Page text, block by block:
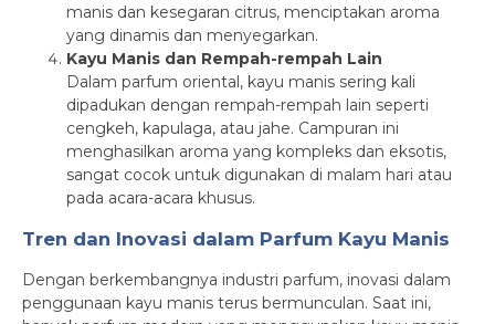
manis dan kesegaran citrus, menciptakan aroma
yang dinamis dan menyegarkan.
Kayu Manis dan Rempah-rempah Lain
Dalam parfum oriental, kayu manis sering kali
dipadukan dengan rempah-rempah lain seperti
cengkeh, kapulaga, atau jahe. Campuran ini
menghasilkan aroma yang kompleks dan eksotis,
sangat cocok untuk digunakan di malam hari atau
pada acara-acara khusus.
Tren dan Inovasi dalam Parfum Kayu Manis
Dengan berkembangnya industri parfum, inovasi dalam
penggunaan kayu manis terus bermunculan. Saat ini,